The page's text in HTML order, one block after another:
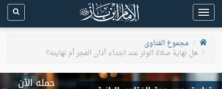
Toggle
navigation
مجموع الفتاوى
هل نهاية صلاة الوتر عند ابتداء أذان الفجر أم نهايته؟